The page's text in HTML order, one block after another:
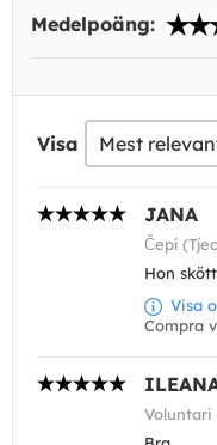
Medelpoäng:
Visa
JANA
Čepí
Hon
Visa
Compra
Voluntari